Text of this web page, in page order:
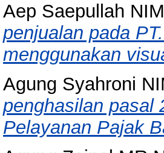
Aep Saepullah
penjualan pada
menggunakan
Agung Syahroni
penghasilan pasal
Pelayanan Pajak